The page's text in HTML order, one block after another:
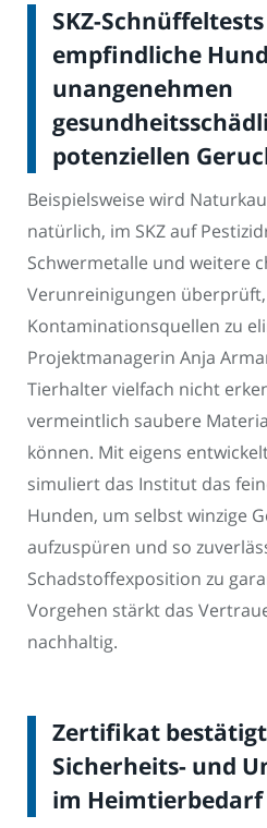
SKZ-
empfindliche
unangenehmen
potenziellen
Beispielsweise wird
natürlich, im SKZ auf
Schwermetalle und weitere
Verunreinigungen
Kontaminationsquellen zu
Projektmanagerin Anja
Tierhalter vielfach nicht
vermeintlich saubere
können. Mit eigens
simuliert das Institut das
Hunden, um selbst winzige
aufzuspüren und so
Schadstoffexposition zu
Vorgehen stärkt das
nachhaltig.
Zertifikat
Sicherheits- und
im